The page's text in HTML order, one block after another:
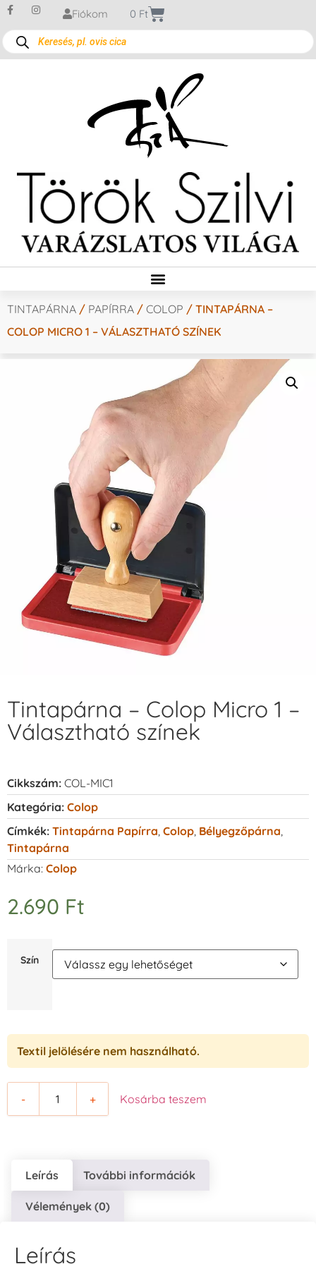
Fiókom 0 Ft
TINTAPÁRNA / PAPÍRRA / COLOP / TINTAPÁRNA –
COLOP MICRO 1 – VÁLASZTHATÓ SZÍNEK
Tintapárna – Colop Micro 1 –
Választható színek
Cikkszám: COL-MIC1
Kategória: Colop
Címkék: Tintapárna Papírra Colop Bélyegzőpárna
Tintapárna
Márka: Colop
2.690 Ft
Szín
Textil jelölésére nem használható.
- + Kosárba teszem
Leírás További információk
Vélemények (0)
Leírás